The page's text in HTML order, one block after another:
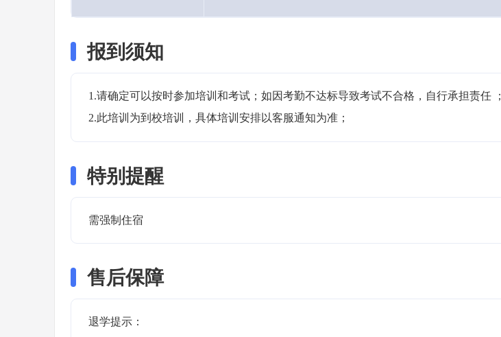
报到须知
1.请确定可以按时参加培训和考试；如因考勤不达标导致考试不合格，自行承担责任 ；
2.此培训为到校培训，具体培训安排以客服通知为准；
特别提醒
需强制住宿
售后保障
退学提示：